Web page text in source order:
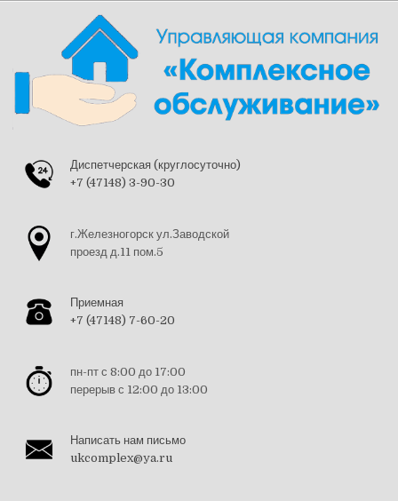
Диспетчерская (круглосуточно)
+7 (47148) 3-90-30
г.Железногорск ул.Заводской
проезд д.11 пом.5
Приемная
+7 (47148) 7-60-20
пн-пт с 8:00 до 17:00
перерыв с 12:00 до 13:00
Написать нам письмо
ukcomplex@ya.ru